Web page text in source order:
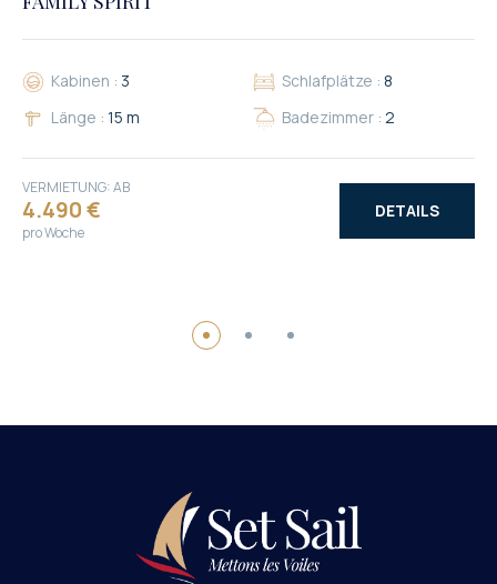
Kabinen : 3 Schlafplätze : 8
Länge : 15 m Badezimmer : 2
VERMIETUNG: AB
4.490 €
pro Woche
DETAILS